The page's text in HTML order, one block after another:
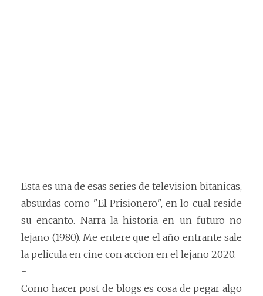
Esta es una de esas series de television bitanicas,
absurdas como "El Prisionero", en lo cual reside
su encanto. Narra la historia en un futuro no
lejano (1980). Me entere que el año entrante sale
la pelicula en cine con accion en el lejano 2020.
-
Como hacer post de blogs es cosa de pegar algo